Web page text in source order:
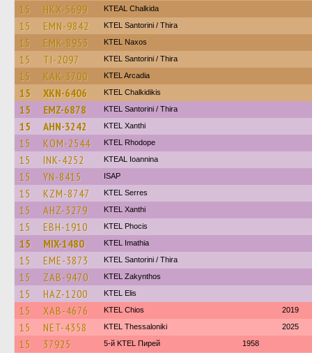
15 HKX-5699 KTEAL Chalkida
15 EMN-9842 KTEL Santorini / Thira
15 EMK-8953 KTEL Naxos
15 TI-2097 KTEL Santorini / Thira
15 KAK-3700 KTEL Arcadia
15 XKN-6406 ΚΤΕL Chalkidikis
15 EMZ-6878 KTEL Santorini / Thira
15 AHN-3242 KTEL Xanthi
15 KOM-2544 KTEL Rhodope
15 INK-4252 KTEAL Ioannina
15 YN-8415 ISAP
15 KZM-8747 KTEL Serres
15 AHZ-3279 KTEL Xanthi
15 EBH-1910 ΚΤΕL Phocis
15 MIX-1480 KTEL Imathia
15 EME-3873 KTEL Santorini / Thira
15 ZAB-9470 KTEL Zakynthos
15 HAZ-1200 KTEL Elis
15 XAB-4676 KTEL Chios 2019
15 NET-4358 KTEL Thessaloniki 2025
15 37925 5-й KTEL Пирей 1958